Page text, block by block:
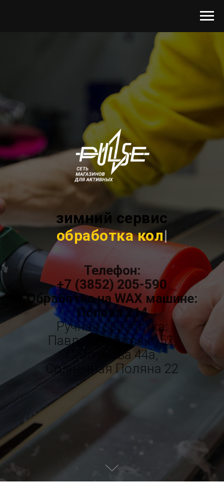
зимний сервис
шлифовка|
Телефон:
+7 (3852) 205-590
Обработка на WAX машине:
Попова 214
Ручная обработка:
Павловский тракт 52,
Ползунова 44а,
Солнечная Поляна 22